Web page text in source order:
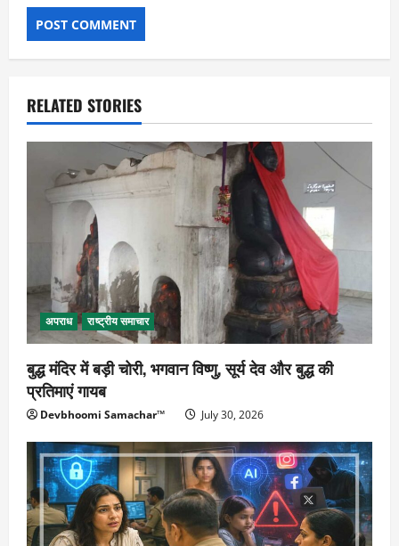
RELATED STORIES
अपराध राष्ट्रीय समाचार
बुद्ध मंदिर में बड़ी चोरी, भगवान विष्णु, सूर्य देव और बुद्ध की
प्रतिमाएं गायब
Devbhoomi Samachar™ July 30, 2026